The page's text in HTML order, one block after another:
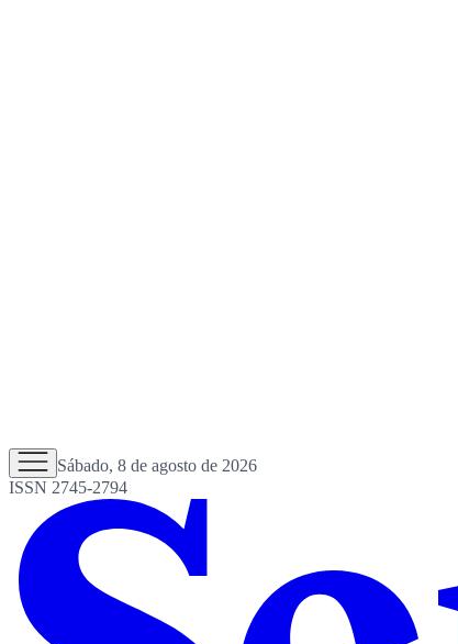
Sábado, 8 de agosto de 2026
ISSN 2745-2794